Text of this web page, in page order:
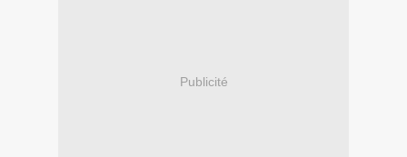
Publicité